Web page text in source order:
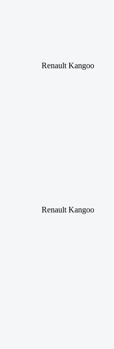
Renault Kangoo
Renault Kangoo